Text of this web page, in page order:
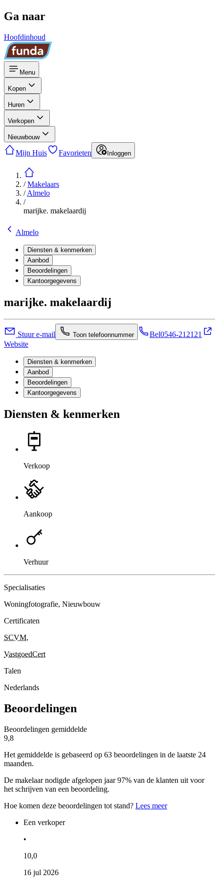
Ga naar
Hoofdinhoud
Menu
Kopen
Huren
Verkopen
Nieuwbouw
Mijn Huis Favorieten Inloggen
/Makelaars
/Almelo
/
marijke. makelaardij
Almelo
Diensten & kenmerken
Aanbod
Beoordelingen
Kantoorgegevens
marijke. makelaardij
Stuur e-mail Toon telefoonnummer Bel0546-212121
Website
Diensten & kenmerken
Aanbod
Beoordelingen
Kantoorgegevens
Diensten & kenmerken
Verkoop
Aankoop
Verhuur
Specialisaties
Woningfotografie, Nieuwbouw
Certificaten
SCVM,
VastgoedCert
Talen
Nederlands
Beoordelingen
Beoordelingen gemiddelde
9,8
Het gemiddelde is gebaseerd op 63 beoordelingen in de laatste 24
maanden.
De makelaar nodigde afgelopen jaar 97% van de klanten uit voor
het schrijven van een beoordeling.
Hoe komen deze beoordelingen tot stand? Lees meer
Een verkoper
•
10,0
16 jul 2026